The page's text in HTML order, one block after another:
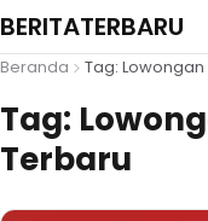
BERITATERBARU
Beranda Tag:
Tag:
Terbaru